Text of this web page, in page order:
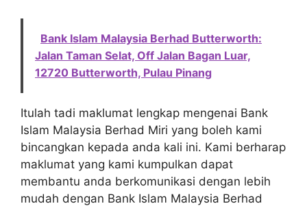
Bank Islam Malaysia Berhad Butterworth:
Jalan Taman Selat, Off Jalan Bagan Luar,
12720 Butterworth, Pulau Pinang
Itulah tadi maklumat lengkap mengenai Bank
Islam Malaysia Berhad Miri yang boleh kami
bincangkan kepada anda kali ini. Kami berharap
maklumat yang kami kumpulkan dapat
membantu anda berkomunikasi dengan lebih
mudah dengan Bank Islam Malaysia Berhad